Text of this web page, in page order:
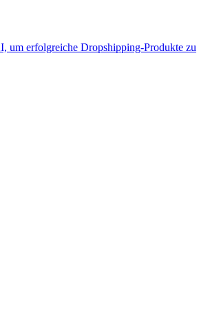
um erfolgreiche Dropshipping-Produkte zu